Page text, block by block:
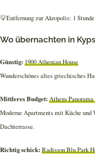
💡Entfernung zur Akropolis: 1
Wo übernachten in
Günstig: 1900 Athenian House
Wunderschönes altes griechisches
Mittleres Budget: Athens
Moderne Apartments mit Küche und
Dachterrasse.
Richtig schick: Radisson Blu Park